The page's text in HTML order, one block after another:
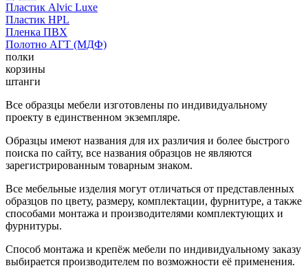
Пластик Alvic Luxe
Пластик HPL
Пленка ПВХ
Полотно АГТ (МДФ)
полки
корзины
штанги
Все образцы мебели изготовлены по индивидуальному
проекту в единственном экземпляре.
Образцы имеют названия для их различия и более быстрого
поиска по сайту, все названия образцов не являются
зарегистрированным товарным знаком.
Все мебельные изделия могут отличаться от представленных
образцов по цвету, размеру, комплектации, фурнитуре, а также
способами монтажа и производителями комплектующих и
фурнитуры.
Способ монтажа и крепёж мебели по индивидуальному заказу
выбирается производителем по возможности её применения.